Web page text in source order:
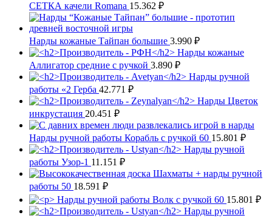
СЕТКА качели Romana 15.362 ₽
Нарды кожаные Тайпан большие 3.990 ₽
Нарды кожаные
Аллигатор средние с ручкой 3.890 ₽
Нарды ручной
работы «2 Герба 42.771 ₽
Нарды Цветок
инкрустация 20.451 ₽
Нарды ручной работы Корабль с ручкой 60 15.801 ₽
Нарды ручной
работы Узор-1 11.151 ₽
Шахматы + нарды ручной
работы 50 18.591 ₽
Нарды ручной работы Волк с ручкой 60 15.801 ₽
Нарды ручной